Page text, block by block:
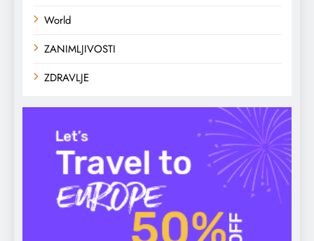
World
ZANIMLJIVOSTI
ZDRAVLJE